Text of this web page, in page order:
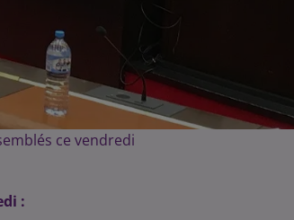
ce vendredi
: